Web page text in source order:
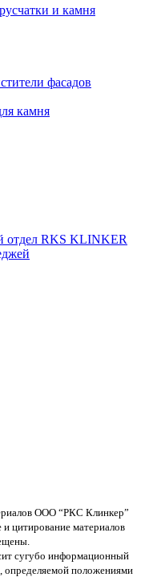
и камня
фасадов
камня
отдел RKS KLINKER
ООО “РКС Клинкер”
и цитирование материалов
сугубо информационный
определяемой положениями